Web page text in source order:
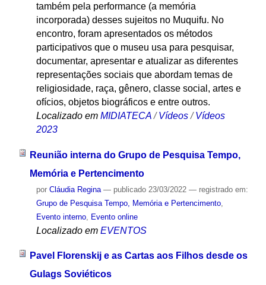
também pela performance (a memória
incorporada) desses sujeitos no Muquifu. No
encontro, foram apresentados os métodos
participativos que o museu usa para pesquisar,
documentar, apresentar e atualizar as diferentes
representações sociais que abordam temas de
religiosidade, raça, gênero, classe social, artes e
ofícios, objetos biográficos e entre outros.
Localizado em MIDIATECA /Vídeos /Vídeos
2023
Reunião interna do Grupo de Pesquisa Tempo,
Memória e Pertencimento
por Cláudia Regina — publicado23/03/2022 — registrado em:
Grupo de Pesquisa Tempo, Memória e Pertencimento,
Evento interno, Evento online
Localizado em EVENTOS
Pavel Florenskij e as Cartas aos Filhos desde os
Gulags Soviéticos